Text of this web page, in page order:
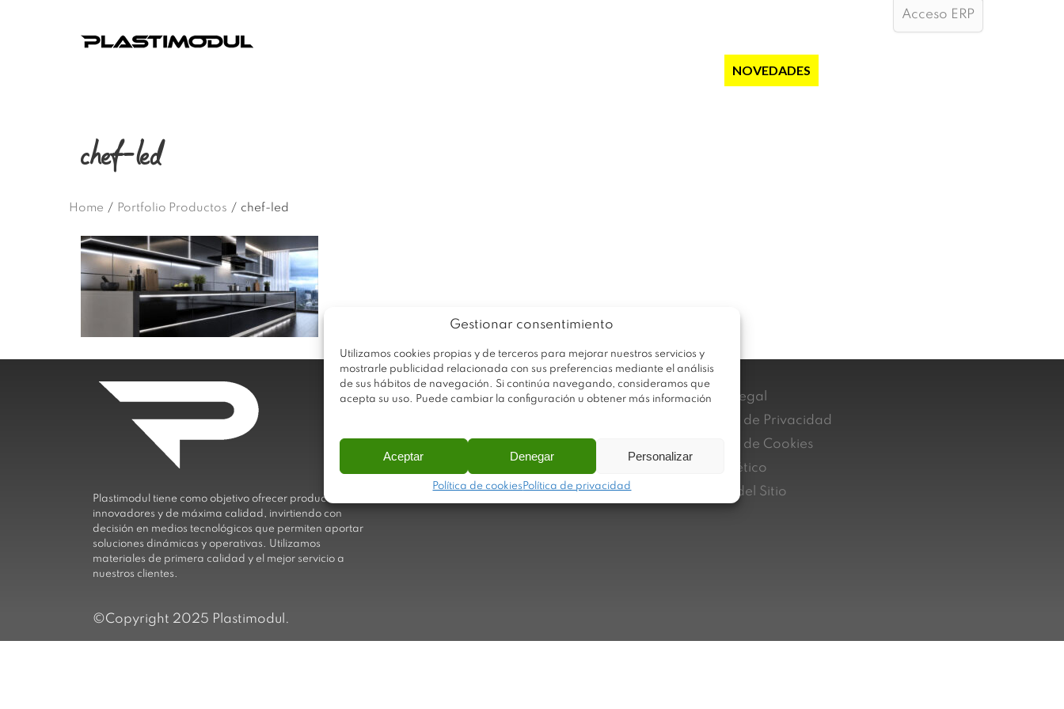
Gestionar consentimiento
Utilizamos cookies propias y de terceros para mejorar nuestros servicios y
mostrarle publicidad relacionada con sus preferencias mediante el análisis
de sus hábitos de navegación. Si continúa navegando, consideramos que
acepta su uso. Puede cambiar la configuración u obtener más información
Aceptar Denegar Personalizar
Política de cookies Política de privacidad
Acceso ERP
NOVEDADES
chef-led
Home / Portfolio Productos / chef-led
Plastimodul tiene como objetivo ofrecer productos
innovadores y de máxima calidad, invirtiendo con
decisión en medios tecnológicos que permiten aportar
soluciones dinámicas y operativas. Utilizamos
materiales de primera calidad y el mejor servicio a
nuestros clientes.
Trabaja con nosotros
Noticias
Contacto
Aviso Legal
Política de Privacidad
Política de Cookies
Canal ético
Mapa del Sitio
©Copyright 2025 Plastimodul.